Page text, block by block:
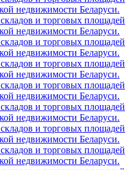
недвижимости Беларуси.
и торговых площадей
недвижимости Беларуси.
и торговых площадей
недвижимости Беларуси.
и торговых площадей
недвижимости Беларуси.
и торговых площадей
недвижимости Беларуси.
и торговых площадей
недвижимости Беларуси.
и торговых площадей
недвижимости Беларуси.
и торговых площадей
недвижимости Беларуси.